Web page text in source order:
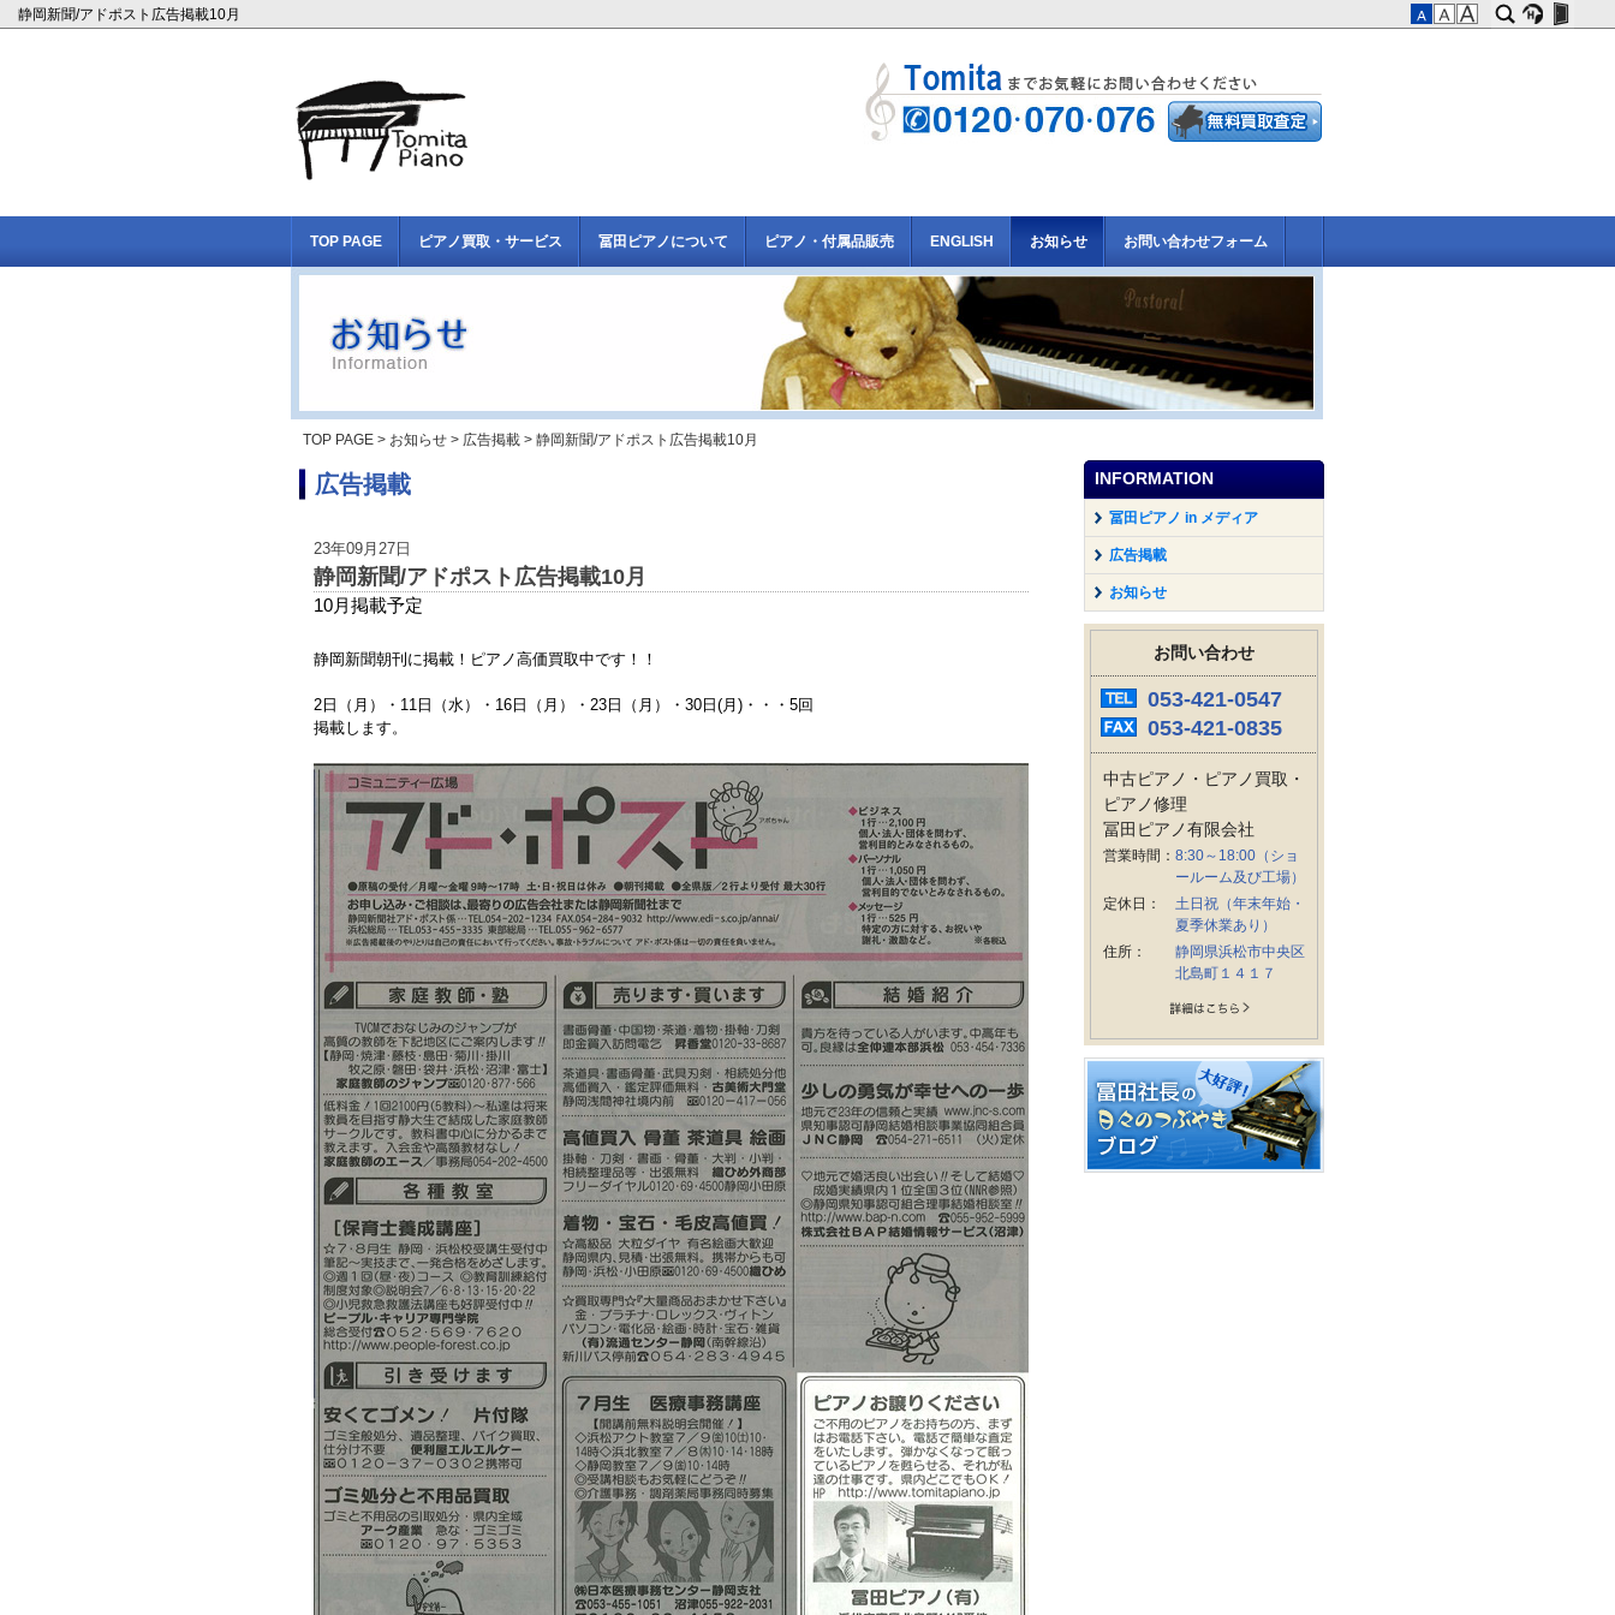
静岡新聞/アドポスト広告掲載10月
TOP PAGE ピアノ買取・サービス 冨田ピアノについて ピアノ・付属品販売 ENGLISH お知らせ お問い合わせフォーム
TOP PAGE > お知らせ > 広告掲載 > 静岡新聞/アドポスト広告掲載10月
広告掲載
23年09月27日
静岡新聞/アドポスト広告掲載10月
10月掲載予定
静岡 新聞朝刊に掲載！ピアノ高価買取中です！！
2日（月）・11日（水）・16日（月）・23日（月）・30日(月)・・・5回
掲載します。
INFORMATION
冨田ピアノ in メディア
広告掲載
お知らせ
お問い合わせ
053-421-0547
053-421-0835
中古ピアノ・ピアノ買取・
ピアノ修理
冨田ピアノ有限会社
営業時間： 8:30～18:00（ショ
ールーム及び工場）
定休日：
土日祝（年末年始・
夏季休業あり）
住所：
静岡県浜松市中央区
北島町１４１７